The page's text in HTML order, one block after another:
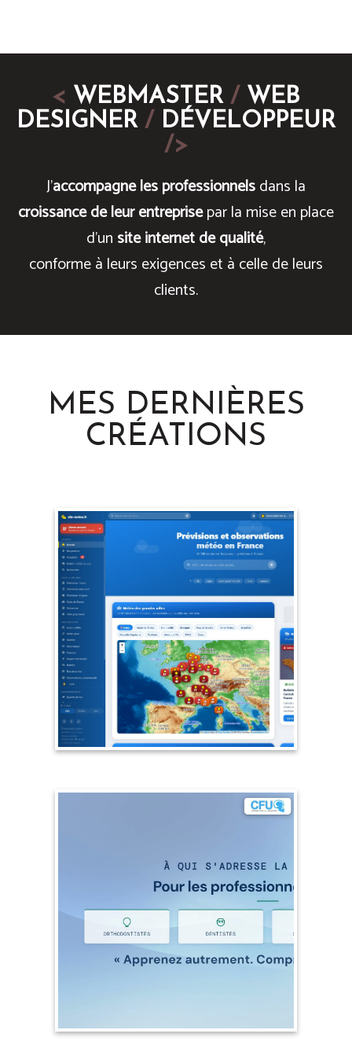
< WEBMASTER/ WEB
DESIGNER/ DÉVELOPPEUR
/>
J'accompagne les professionnelsdans la
croissance de leur entreprisepar la mise en place
d'un site internet de qualité,
conforme à leurs exigences et à celle de leurs
clients.
MES DERNIÈRES
CRÉATIONS